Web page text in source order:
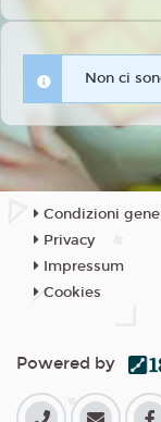
Non ci
Condizioni
Privacy
Impressum
Cookies
Powered by